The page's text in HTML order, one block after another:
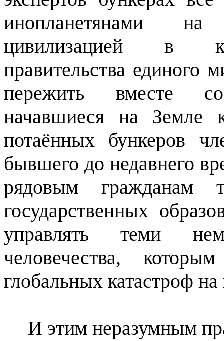
инопланетянами
цивилизацией в
правительства единого
пережить вместе
начавшиеся на Земле
потаённых бункеров
бывшего до недавнего
рядовым гражданам
государственных
управлять теми
человечества,
глобальных катастроф на
И этим неразумным